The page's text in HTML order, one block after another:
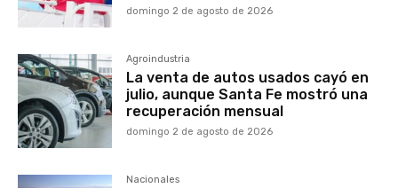
domingo 2 de agosto de 2026
Agroindustria
La venta de autos usados cayó en
julio, aunque Santa Fe mostró una
recuperación mensual
domingo 2 de agosto de 2026
Nacionales